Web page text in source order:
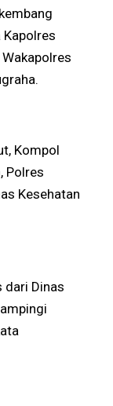
Kapolres
Kompol
Polres
Kesehatan
dari Dinas